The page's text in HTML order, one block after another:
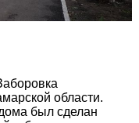
области.
был сделан